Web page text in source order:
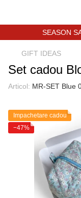
SEASON
GIFT IDEAS
Set cadou
Articol: MR-SET Blue
Impachetare cadou
−47%